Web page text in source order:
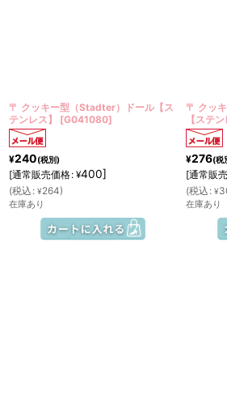
〒 クッキー型（Stadter）ドール【ス
テンレス】
[G041080]
¥240(税別)
[通常販売価格: ¥400]
(税込 : ¥264)
在庫あり
〒 クッ
【ステン
¥276(税
[通常販
(税込 : ¥
在庫あり